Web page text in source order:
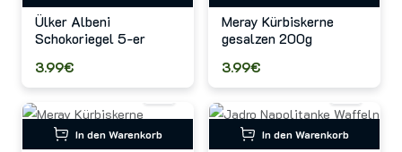
Ülker Albeni
Schokoriegel 5-er
3.99€
Meray Kürbiskerne
gesalzen 200g
3.99€
In den Warenkorb In den Warenkorb